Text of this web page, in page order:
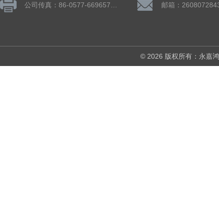
邮箱：
© 2026 版权所有：永嘉